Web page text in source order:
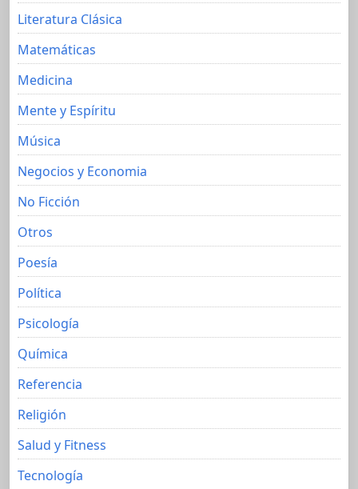
Literatura Clásica
Matemáticas
Medicina
Mente y Espíritu
Música
Negocios y Economia
No Ficción
Otros
Poesía
Política
Psicología
Química
Referencia
Religión
Salud y Fitness
Tecnología